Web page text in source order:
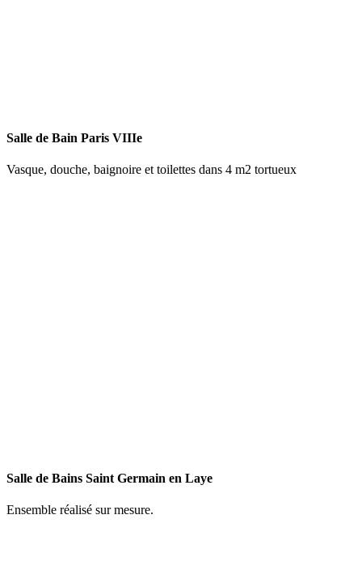
Salle de Bain Paris VIIIe
Vasque, douche, baignoire et toilettes dans 4 m2 tortueux
Salle de Bains Saint Germain en Laye
Ensemble réalisé sur mesure.